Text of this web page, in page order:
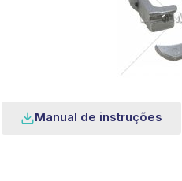
Manual de instruções